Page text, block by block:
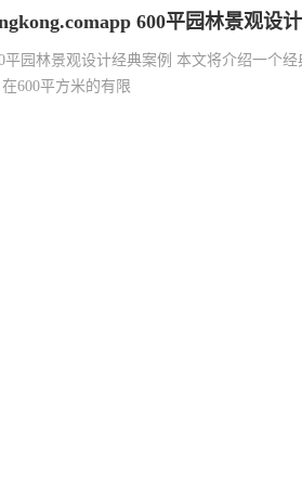
600平园林景观设
平园林景观设计经典案例 本文将介绍一个
600平方米的有限